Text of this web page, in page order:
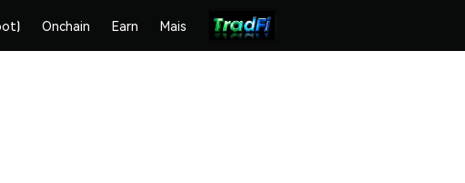
Onchain Earn Mais